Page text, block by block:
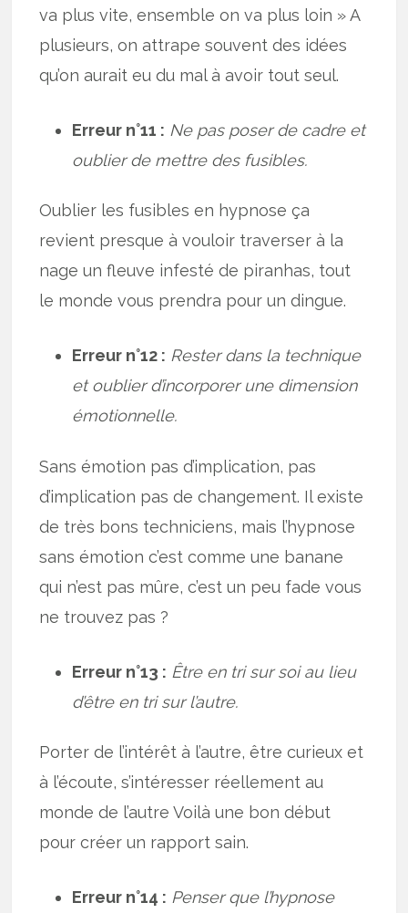
va plus vite, ensemble on va plus loin » A
plusieurs, on attrape souvent des idées
qu’on aurait eu du mal à avoir tout seul.
Erreur n°11 : Ne pas poser de cadre et
oublier de mettre des fusibles.
Oublier les fusibles en hypnose ça
revient presque à vouloir traverser à la
nage un fleuve infesté de piranhas, tout
le monde vous prendra pour un dingue.
Erreur n°12 : Rester dans la technique
et oublier d’incorporer une dimension
émotionnelle.
Sans émotion pas d’implication, pas
d’implication pas de changement. Il existe
de très bons techniciens, mais l’hypnose
sans émotion c’est comme une banane
qui n’est pas mûre, c’est un peu fade vous
ne trouvez pas ?
Erreur n°13 : Être en tri sur soi au lieu
d’être en tri sur l’autre.
Porter de l’intérêt à l’autre, être curieux et
à l’écoute, s’intéresser réellement au
monde de l’autre Voilà une bon début
pour créer un rapport sain.
Erreur n°14 : Penser que l’hypnose